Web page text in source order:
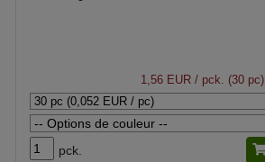
1,56 EUR/ pck. (30 pc)
pck.